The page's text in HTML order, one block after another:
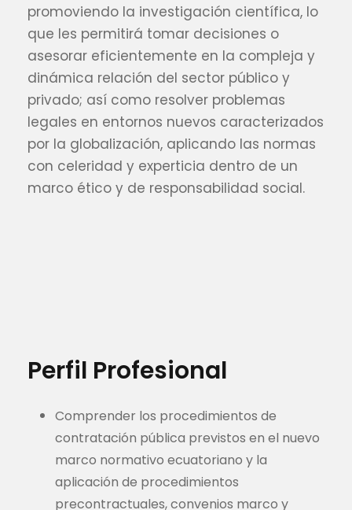
promoviendo la investigación científica, lo
que les permitirá tomar decisiones o
asesorar eficientemente en la compleja y
dinámica relación del sector público y
privado; así como resolver problemas
legales en entornos nuevos caracterizados
por la globalización, aplicando las normas
con celeridad y experticia dentro de un
marco ético y de responsabilidad social.
Perfil Profesional
Comprender los procedimientos de
contratación pública previstos en el nuevo
marco normativo ecuatoriano y la
aplicación de procedimientos
precontractuales, convenios marco y